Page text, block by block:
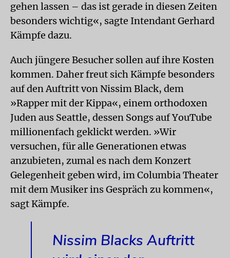
gehen lassen – das ist gerade in diesen Zeiten
besonders wichtig«, sagte Intendant Gerhard
Kämpfe dazu.
Auch jüngere Besucher sollen auf ihre Kosten
kommen. Daher freut sich Kämpfe besonders
auf den Auftritt von Nissim Black, dem
»Rapper mit der Kippa«, einem orthodoxen
Juden aus Seattle, dessen Songs auf YouTube
millionenfach geklickt werden. »Wir
versuchen, für alle Generationen etwas
anzubieten, zumal es nach dem Konzert
Gelegenheit geben wird, im Columbia Theater
mit dem Musiker ins Gespräch zu kommen«,
sagt Kämpfe.
Nissim Blacks Auftritt